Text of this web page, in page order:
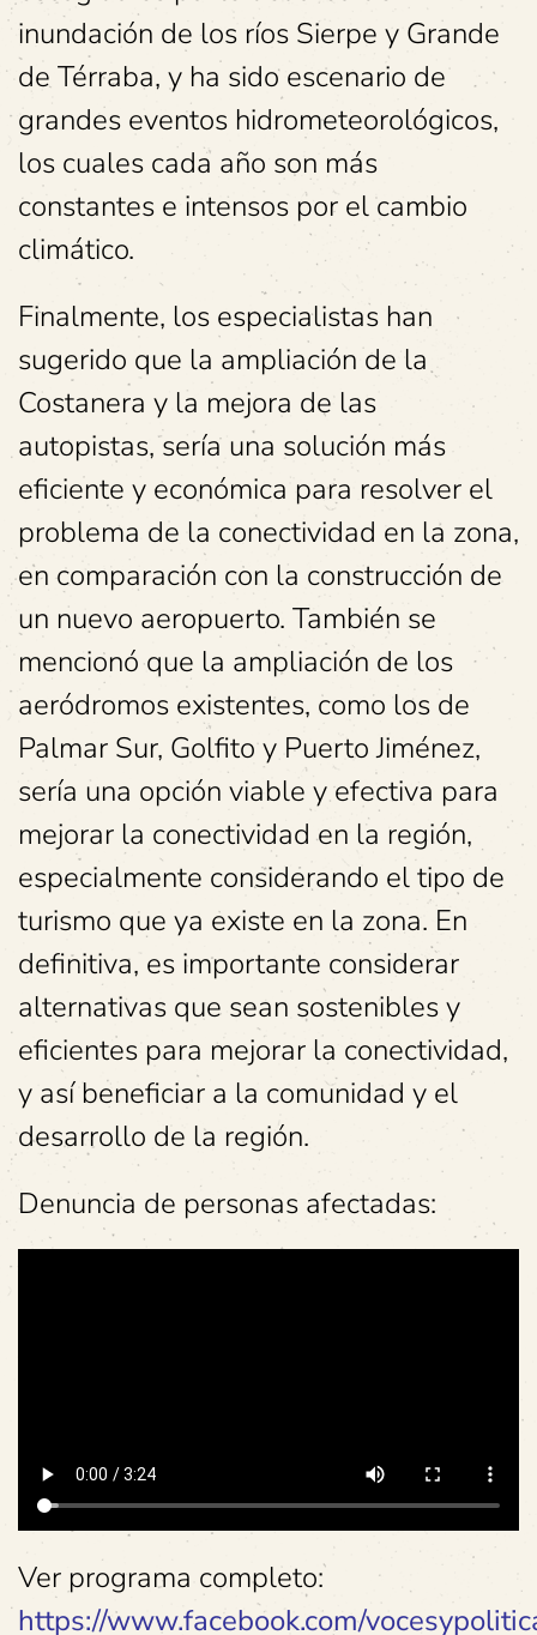
inundación de los ríos Sierpe y Grande
de Térraba, y ha sido escenario de
grandes eventos hidrometeorológicos,
los cuales cada año son más
constantes e intensos por el cambio
climático.
Finalmente, los especialistas han
sugerido que la ampliación de la
Costanera y la mejora de las
autopistas, sería una solución más
eficiente y económica para resolver el
problema de la conectividad en la zona,
en comparación con la construcción de
un nuevo aeropuerto. También se
mencionó que la ampliación de los
aeródromos existentes, como los de
Palmar Sur, Golfito y Puerto Jiménez,
sería una opción viable y efectiva para
mejorar la conectividad en la región,
especialmente considerando el tipo de
turismo que ya existe en la zona. En
definitiva, es importante considerar
alternativas que sean sostenibles y
eficientes para mejorar la conectividad,
y así beneficiar a la comunidad y el
desarrollo de la región.
Denuncia de personas afectadas:
Ver programa completo:
https://www.facebook.com/